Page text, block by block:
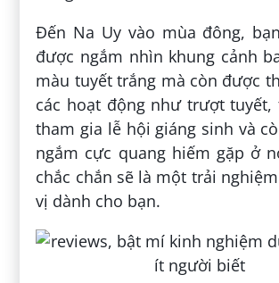
Đến Na Uy vào mùa đông,
được ngắm nhìn khung cảnh
màu tuyết trắng mà còn được
các hoạt động như trượt tuyết,
tham gia lễ hội giáng sinh và
ngắm cực quang hiếm gặp ở
chắc chắn sẽ là một trải
vị dành cho bạn.